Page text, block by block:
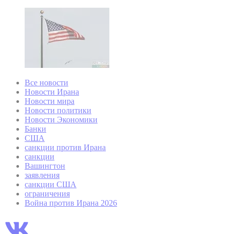
Все новости
Новости Ирана
Новости мира
Новости политики
Новости Экономики
Банки
США
санкции против Ирана
санкции
Вашингтон
заявления
санкции США
ограничения
Война против Ирана 2026